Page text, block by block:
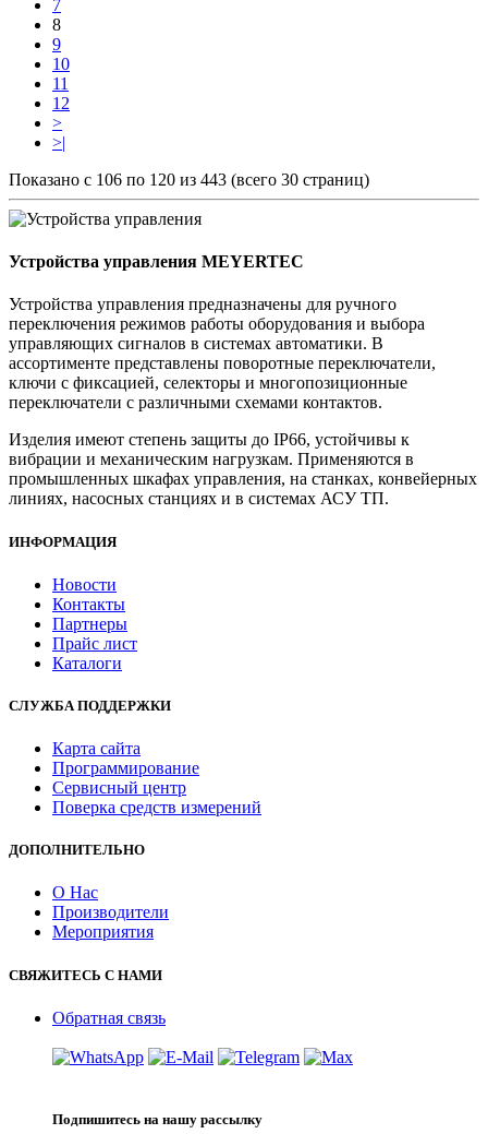
7
8
9
10
11
12
>
>|
Показано с 106 по 120 из 443 (всего 30 страниц)
Устройства управления MEYERTEC
Устройства управления предназначены для ручного
переключения режимов работы оборудования и выбора
управляющих сигналов в системах автоматики. В
ассортименте представлены поворотные переключатели,
ключи с фиксацией, селекторы и многопозиционные
переключатели с различными схемами контактов.
Изделия имеют степень защиты до IP66, устойчивы к
вибрации и механическим нагрузкам. Применяются в
промышленных шкафах управления, на станках, конвейерных
линиях, насосных станциях и в системах АСУ ТП.
ИНФОРМАЦИЯ
Новости
Контакты
Партнеры
Прайс лист
Каталоги
СЛУЖБА ПОДДЕРЖКИ
Карта сайта
Программирование
Сервисный центр
Поверка средств измерений
ДОПОЛНИТЕЛЬНО
О Нас
Производители
Мероприятия
СВЯЖИТЕСЬ С НАМИ
Обратная связь
Подпишитесь на нашу рассылку